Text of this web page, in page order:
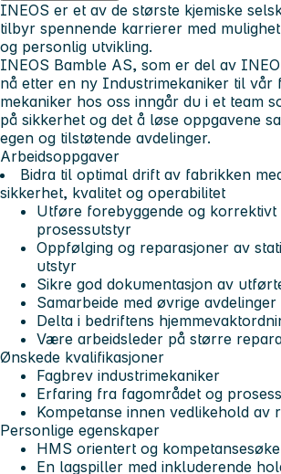
INEOS er et av de største kjemiske
tilbyr spennende karrierer med
og personlig utvikling.
INEOS Bamble AS, som er del av
nå etter en ny Industrimekaniker til vår
mekaniker hos oss inngår du i et team
på sikkerhet og det å løse oppgavene
egen og tilstøtende avdelinger.
Arbeidsoppgaver
Bidra til optimal drift av fabrikken
sikkerhet, kvalitet og operabilitet
Utføre forebyggende og korrektivt
prosessutstyr
Oppfølging og reparasjoner av
utstyr
Sikre god dokumentasjon av
Samarbeide med øvrige avdelinger
Delta i bedriftens
Være arbeidsleder på større
Ønskede kvalifikasjoner
Fagbrev industrimekaniker
Erfaring fra fagområdet og
Kompetanse innen vedlikehold av
Personlige egenskaper
HMS orientert og
En lagspiller med inkluderende